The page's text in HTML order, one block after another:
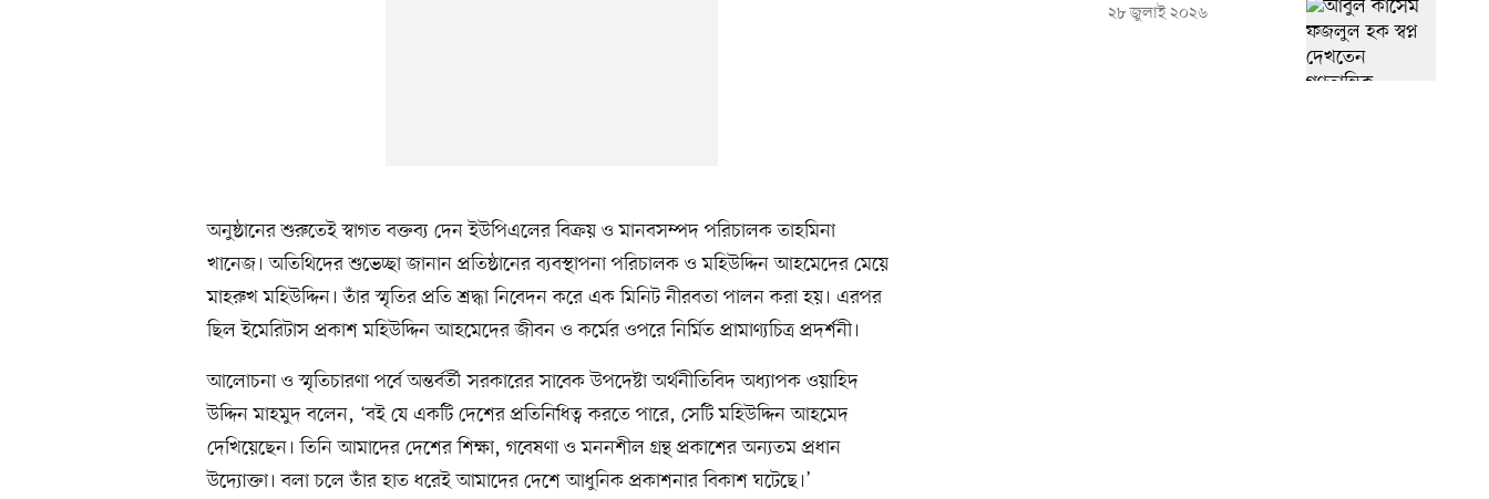
অনুষ্ঠানের শুরুতেই স্বাগত বক্তব্য দেন ইউপিএলের বিক্রয় ও মানবসম্পদ পরিচালক তাহমিনা
খানেজ। অতিথিদের শুভেচ্ছা জানান প্রতিষ্ঠানের ব্যবস্থাপনা পরিচালক ও মহিউদ্দিন আহমেদের মেয়ে
মাহরুখ মহিউদ্দিন। তাঁর স্মৃতির প্রতি শ্রদ্ধা নিবেদন করে এক মিনিট নীরবতা পালন করা হয়। এরপর
ছিল ইমেরিটাস প্রকাশ মহিউদ্দিন আহমেদের জীবন ও কর্মের ওপরে নির্মিত প্রামাণ্যচিত্র প্রদর্শনী।
আলোচনা ও স্মৃতিচারণা পর্বে অন্তর্বর্তী সরকারের সাবেক উপদেষ্টা অর্থনীতিবিদ অধ্যাপক ওয়াহিদ
উদ্দিন মাহমুদ বলেন, ‘বই যে একটি দেশের প্রতিনিধিত্ব করতে পারে, সেটি মহিউদ্দিন আহমেদ
দেখিয়েছেন। তিনি আমাদের দেশের শিক্ষা, গবেষণা ও মননশীল গ্রন্থ প্রকাশের অন্যতম প্রধান
উদ্যোক্তা। বলা চলে তাঁর হাত ধরেই আমাদের দেশে আধুনিক প্রকাশনার বিকাশ ঘটেছে।’
২৮ জুলাই ২০২৬